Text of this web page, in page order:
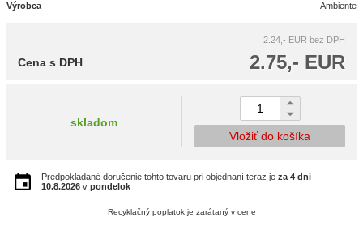
Výrobca
Ambiente
2.24,- EUR bez DPH
2.75,- EUR
Cena s DPH
skladom
Vložiť do košíka
Predpokladané doručenie tohto tovaru pri objednaní teraz je za 4 dni
10.8.2026 v pondelok
Recyklačný poplatok je zarátaný v cene